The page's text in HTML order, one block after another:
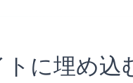
埋め込